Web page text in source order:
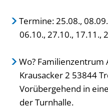
Termine: 25.08.,
06.10., 27.10., 17.11.,
Wo? Familienzentrum
Krausacker 2 53844
Vorübergehend in
der Turnhalle.